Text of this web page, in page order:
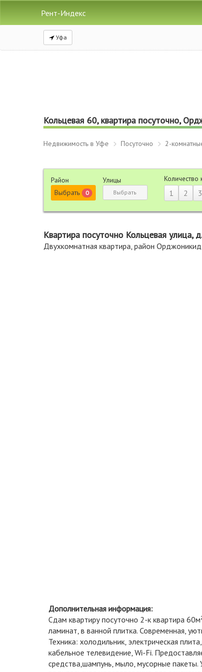
Рент-Индекс
Уфа
Кольцевая 60, квартира посуточно,
Недвижимость в Уфе Посуточно 2-
Район
Выбрать
0
Улицы
Выбрать
Количество
1 2 3
Квартира посуточно Кольцевая улица,
Двухкомнатная квартира, район
Дополнительная информация:
Сдам квартиру посуточно 2-к квартира
ламинат, в ванной плитка. Современная,
Техника: холодильник, электрическая
кабельное телевидение, Wi-Fi.
средства,шампунь, мыло, мусорные